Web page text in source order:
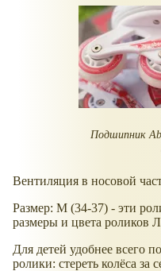
Подшипник
Вентиляция в носовой
Размер: М (34-37) - эти
размеры и цвета роликов
Для детей удобнее всего
ролики: стереть колёса за